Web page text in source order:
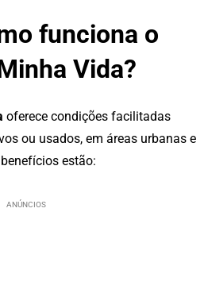
funciona o
Vida?
oferece condições facilitadas
ou usados, em áreas urbanas e
estão:
ANÚNCIOS